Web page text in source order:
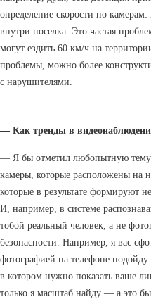
определение скорости по
внутри поселка. Это частая
могут ездить 60 км/ч на
проблемы, можно более
с нарушителями.
— Как тренды в
— Я бы отметил любопытную тему
камеры, которые расположены на
которые в результате формируют
И, например, в системе
тобой реальный человек, а не
безопасности. Например, я вас
фотографией на телефоне
в котором нужно показать ваше
только я масштаб найду — а это